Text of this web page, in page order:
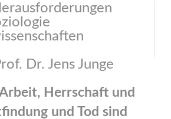
Dr. Jens Junge
Herrschaft und
und Tod sind